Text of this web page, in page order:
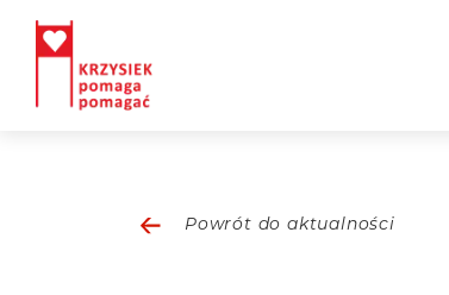
Powrót do aktualności